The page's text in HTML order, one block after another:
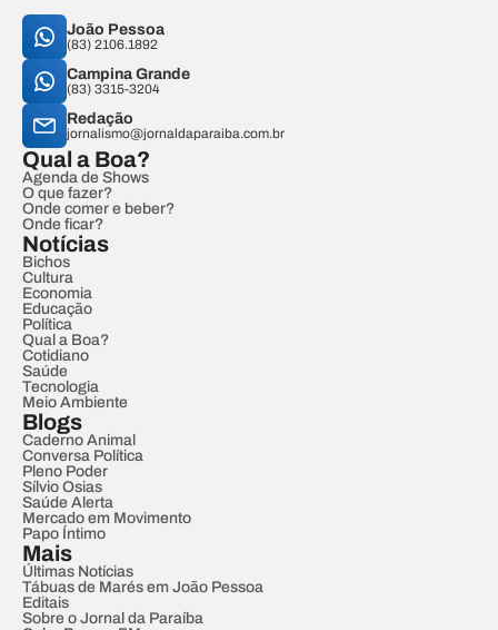
João Pessoa
(83) 2106.1892
Campina Grande
(83) 3315-3204
Redação
jornalismo@jornaldaparaiba.com.br
Qual a Boa?
Agenda de Shows
O que fazer?
Onde comer e beber?
Onde ficar?
Notícias
Bichos
Cultura
Economia
Educação
Política
Qual a Boa?
Cotidiano
Saúde
Tecnologia
Meio Ambiente
Blogs
Caderno Animal
Conversa Política
Pleno Poder
Sílvio Osias
Saúde Alerta
Mercado em Movimento
Papo Íntimo
Mais
Últimas Notícias
Tábuas de Marés em João Pessoa
Editais
Sobre o Jornal da Paraíba